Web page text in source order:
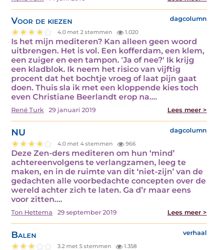
Voor de kiezen dagcolumn
4.0 met 2 stemmen 1.020
Is het mijn mediteren? Kan alleen geen woord
uitbrengen. Het is vol. Een kofferdam, een klem,
een zuiger en een tampon. 'Ja of nee?' Ik krijg
een kladblok. Ik neem het risico van vijftig
procent dat het bochtje vroeg of laat pijn gaat
doen. Thuis sla ik met een kloppende kies toch
even Christiane Beerlandt erop na.…
René Turk 29 januari 2019 Lees meer >
NU dagcolumn
4.0 met 4 stemmen 966
Deze Zen-ders mediteren om hun ‘mind’
achtereenvolgens te verlangzamen, leeg te
maken, en in de ruimte van dit ‘niet-zijn’ van de
gedachten alle voorbedachte concepten over de
wereld achter zich te laten. Ga d’r maar eens
voor zitten.…
Ton Hettema 29 september 2019 Lees meer >
Balen verhaal
3.2 met 5 stemmen 1.358